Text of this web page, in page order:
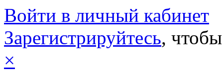
Войти в личный кабинет
Зарегистрируйтесь,
×